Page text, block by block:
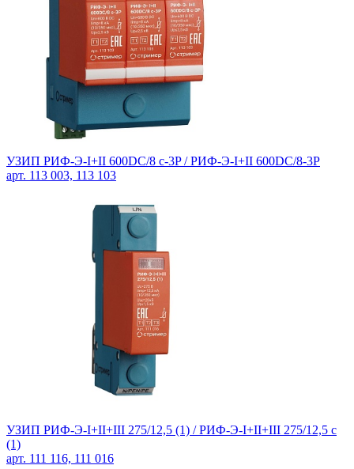
УЗИП РИФ-Э-I+II 600DC/8 с-3P / РИФ-Э-I+II 600DC/8-3P
арт. 113 003, 113 103
УЗИП РИФ-Э-I+II+III 275/12,5 (1) / РИФ-Э-I+II+III 275/12,5 с
(1)
арт. 111 116, 111 016